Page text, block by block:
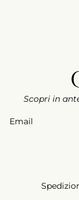
Scopri in
Email